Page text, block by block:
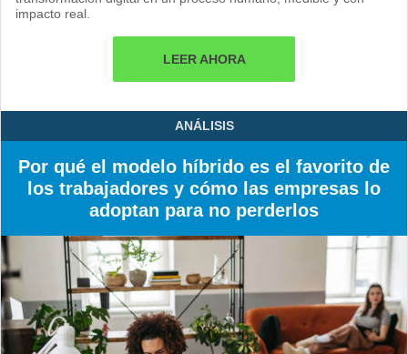
impacto real.
LEER AHORA
ANÁLISIS
Por qué el modelo híbrido es el favorito de
los trabajadores y cómo las empresas lo
adoptan para no perderlos